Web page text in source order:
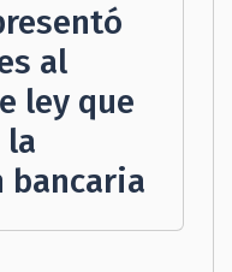
al
ley que
la
bancaria